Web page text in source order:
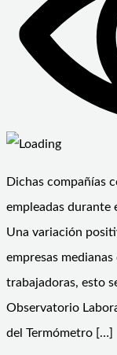
Dichas compañías
empleadas durante
Una variación
empresas
trabajadoras, esto
Observatorio
del Termómetro […]